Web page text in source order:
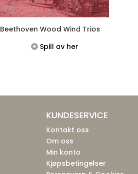
Beethoven Wood Wind Trios
Spill av her
KUNDESERVICE
Kontakt oss
Om oss
Min konto
Kjøpsbetingelser